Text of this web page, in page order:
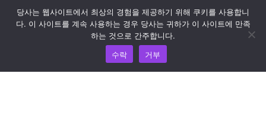
JS SDK 참조
당사는 웹사이트에서 최상의 경험을 제공하기 위해 쿠키를 사용합니
다. 이 사이트를 계속 사용하는 경우 당사는 귀하가 이 사이트에 만족
하는 것으로 간주합니다.
수락
거부